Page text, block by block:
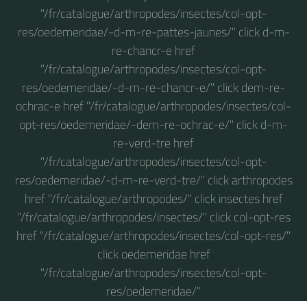
"/fr/catalogue/arthropodes/insectes/col-opt-
res/oedemeridae/-d-m-re-pattes-jaunes/" click d-m-
re-chancr-e href
"/fr/catalogue/arthropodes/insectes/col-opt-
res/oedemeridae/-d-m-re-chancr-e/" click dem-re-
ochrac-e href "/fr/catalogue/arthropodes/insectes/col-
opt-res/oedemeridae/-dem-re-ochrac-e/" click d-m-
re-verd-tre href
"/fr/catalogue/arthropodes/insectes/col-opt-
res/oedemeridae/-d-m-re-verd-tre/" click arthropodes
href "/fr/catalogue/arthropodes/" click insectes href
"/fr/catalogue/arthropodes/insectes/" click col-opt-res
href "/fr/catalogue/arthropodes/insectes/col-opt-res/"
click oedemeridae href
"/fr/catalogue/arthropodes/insectes/col-opt-
res/oedemeridae/"